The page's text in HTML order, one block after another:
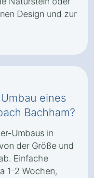
Design und zur
eines
Bachham?
Umbaus in
der Größe und
Einfache
1-2 Wochen,